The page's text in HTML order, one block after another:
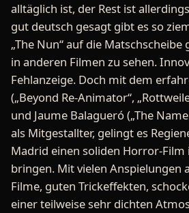
alltäglich ist, der Rest ist
gut deutsch gesagt gibt es so
„The Nun“ auf die
in anderen Filmen zu sehen.
Fehlanzeige. Doch mit dem
(„Beyond Re-Animator“,
und Jaume Balagueró („The
als Mitgestallter, gelingt es
Madrid einen soliden Horror-Film
bringen. Mit vielen Anspielungen
Filme, guten Trickeffekten,
einer teilweise sehr dichten